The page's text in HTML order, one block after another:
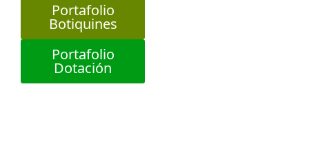
Portafolio
Botiquines
Portafolio
Dotación